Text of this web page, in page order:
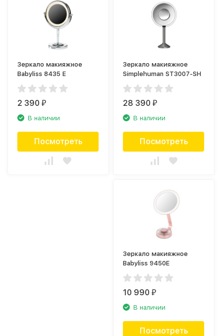
Зеркало макияжное
Babyliss 8435 E
2 390₽
В наличии
Посмотреть
Зеркало макияжное
Simplehuman ST3007-SH
28 390₽
В наличии
Посмотреть
Зеркало макияжное
Babyliss 9450E
10 990₽
В наличии
Посмотреть